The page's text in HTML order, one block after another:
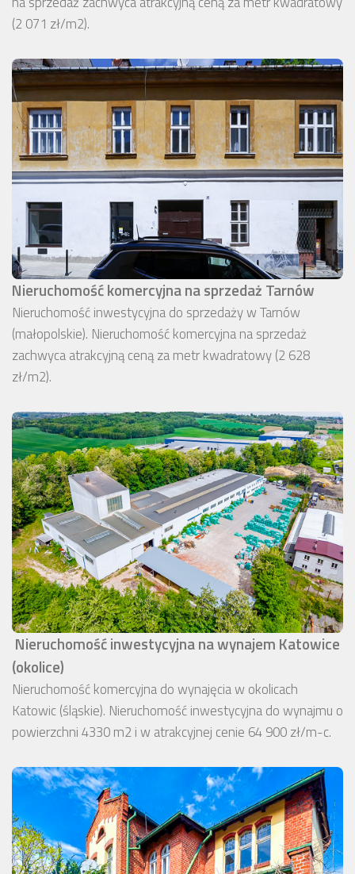
(2 071 zł/m2).
Nieruchomość komercyjna na sprzedaż Tarnów
Nieruchomość inwestycyjna do sprzedaży w Tarnów
(małopolskie). Nieruchomość komercyjna na sprzedaż
zachwyca atrakcyjną ceną za metr kwadratowy (2 628
zł/m2).
Nieruchomość inwestycyjna na wynajem Katowice
(okolice)
Nieruchomość komercyjna do wynajęcia w okolicach
Katowic (śląskie). Nieruchomość inwestycyjna do wynajmu o
powierzchni 4330 m2 i w atrakcyjnej cenie 64 900 zł/m-c.